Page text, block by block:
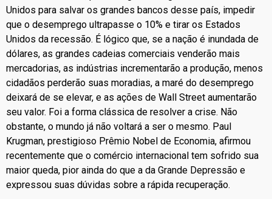
Unidos para salvar os grandes bancos desse país, impedir
que o desemprego ultrapasse o 10% e tirar os Estados
Unidos da recessão. É lógico que, se a nação é inundada de
dólares, as grandes cadeias comerciais venderão mais
mercadorias, as indústrias incrementarão a produção, menos
cidadãos perderão suas moradias, a maré do desemprego
deixará de se elevar, e as ações de Wall Street aumentarão
seu valor. Foi a forma clássica de resolver a crise. Não
obstante, o mundo já não voltará a ser o mesmo. Paul
Krugman, prestigioso Prêmio Nobel de Economia, afirmou
recentemente que o comércio internacional tem sofrido sua
maior queda, pior ainda do que a da Grande Depressão e
expressou suas dúvidas sobre a rápida recuperação.